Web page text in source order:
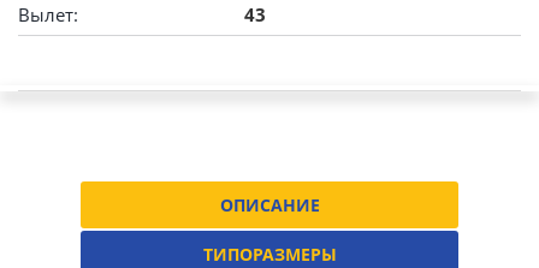
Вылет:
43
ОПИСАНИЕ
ТИПОРАЗМЕРЫ